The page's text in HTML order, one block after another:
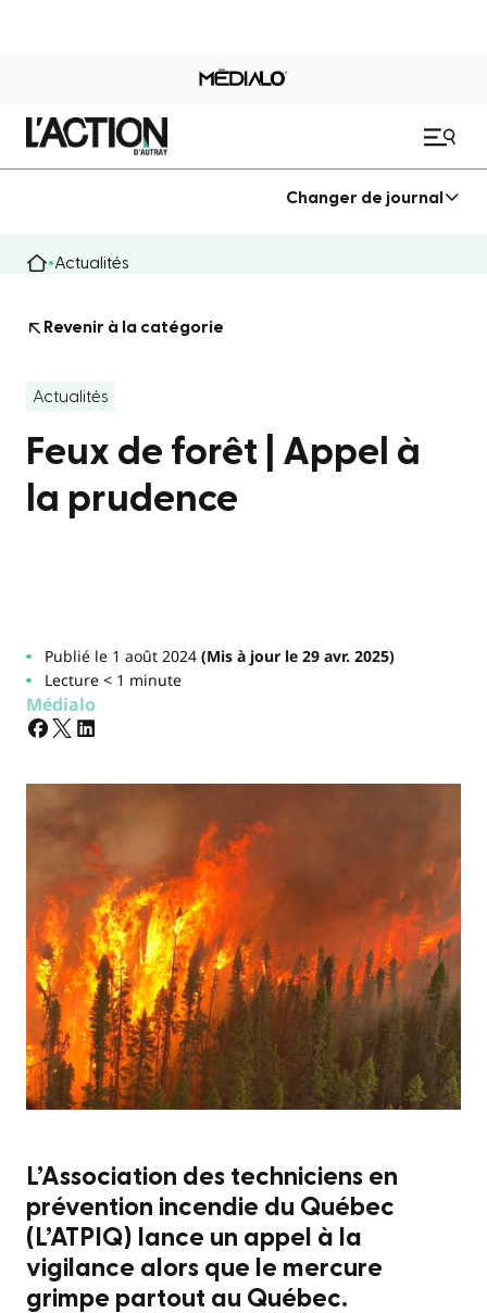
Changer de journal
Actualités
Revenir à la catégorie
Actualités
Feux de forêt | Appel à
la prudence
Publié le 1 août 2024(Mis à jour le 29 avr. 2025)
Lecture < 1 minute
Médialo
L’Association des techniciens en
prévention incendie du Québec
(L’ATPIQ) lance un appel à la
vigilance alors que le mercure
grimpe partout au Québec.